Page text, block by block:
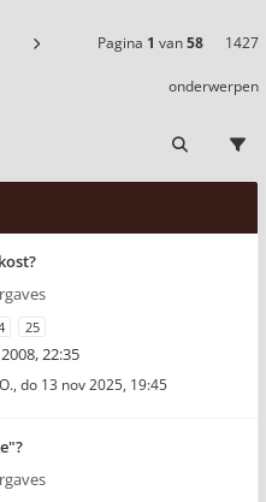
Pagina 1 van58 1427
onderwerpen
25
22:35
, do 13 nov 2025, 19:45